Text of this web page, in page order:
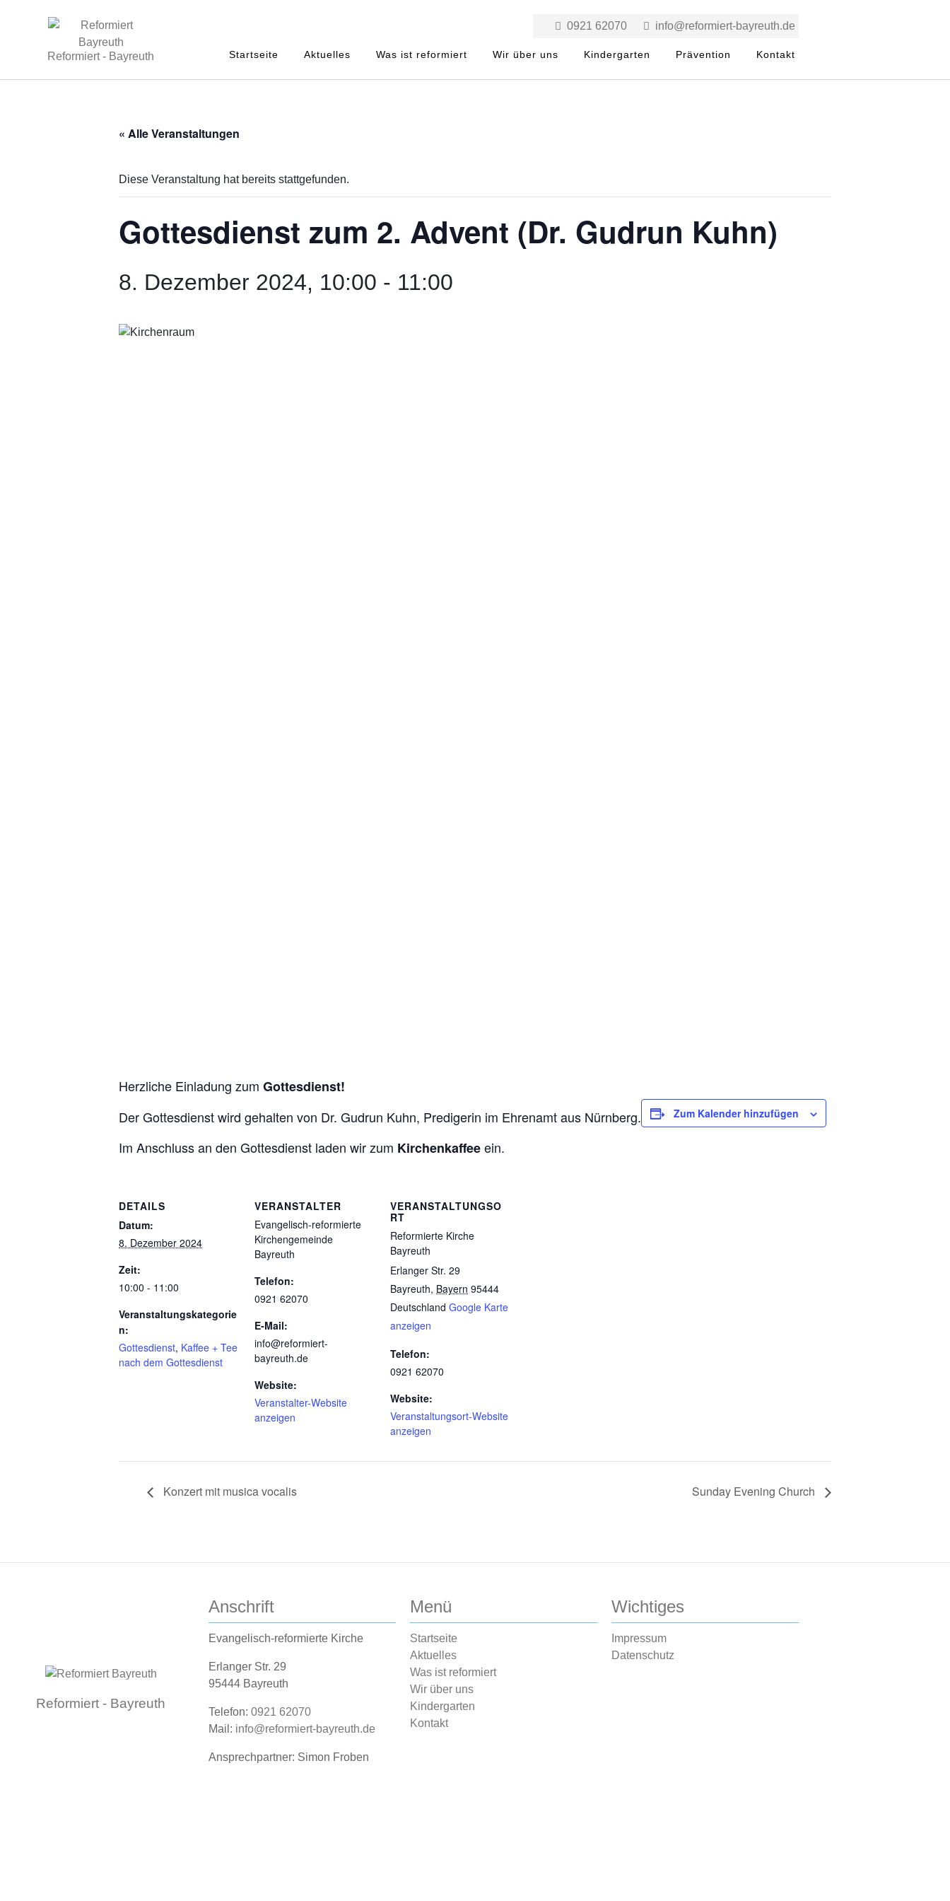
Reformiert - Bayreuth
0921 62070 info@reformiert-bayreuth.de
Startseite Aktuelles Was ist reformiert Wir über uns Kindergarten Prävention Kontakt
« Alle Veranstaltungen
Diese Veranstaltung hat bereits stattgefunden.
Gottesdienst zum 2. Advent (Dr. Gudrun Kuhn)
8. Dezember 2024, 10:00 - 11:00
Herzliche Einladung zum Gottesdienst!
Der Gottesdienst wird gehalten von Dr. Gudrun Kuhn, Predigerin im Ehrenamt aus Nürnberg.
Im Anschluss an den Gottesdienst laden wir zum Kirchenkaffeeein.
Zum Kalender hinzufügen
DETAILS
Datum:
8. Dezember 2024
Zeit:
10:00 - 11:00
Veranstaltungskategorie
n:
Gottesdienst, Kaffee + Tee
nach dem Gottesdienst
VERANSTALTER
Evangelisch-reformierte
Kirchengemeinde
Bayreuth
Telefon:
0921 62070
E-Mail:
info@reformiert-
bayreuth.de
Website:
Veranstalter-Website
anzeigen
VERANSTALTUNGSO
RT
Reformierte Kirche
Bayreuth
Erlanger Str. 29
Bayreuth, Bayern 95444
Deutschland Google Karte
anzeigen
Telefon:
0921 62070
Website:
Veranstaltungsort-Website
anzeigen
Konzert mit musica vocalis Sunday Evening Church
Reformiert - Bayreuth
Anschrift
Evangelisch-reformierte Kirche
Erlanger Str. 29
95444 Bayreuth
Telefon: 0921 62070
Mail: info@reformiert-bayreuth.de
Ansprechpartner: Simon Froben
Menü
Startseite
Aktuelles
Was ist reformiert
Wir über uns
Kindergarten
Kontakt
Wichtiges
Impressum
Datenschutz